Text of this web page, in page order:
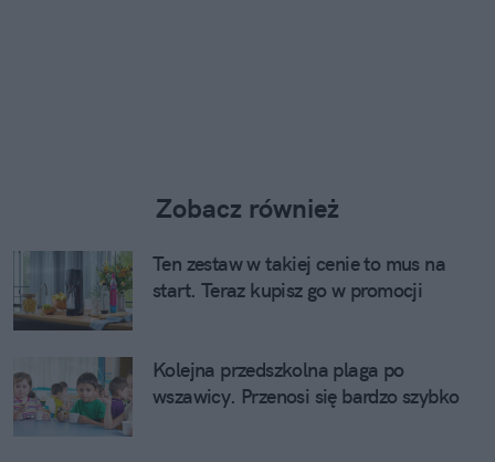
Zobacz również
Ten zestaw w takiej cenie to mus na
start. Teraz kupisz go w promocji
Kolejna przedszkolna plaga po
wszawicy. Przenosi się bardzo szybko